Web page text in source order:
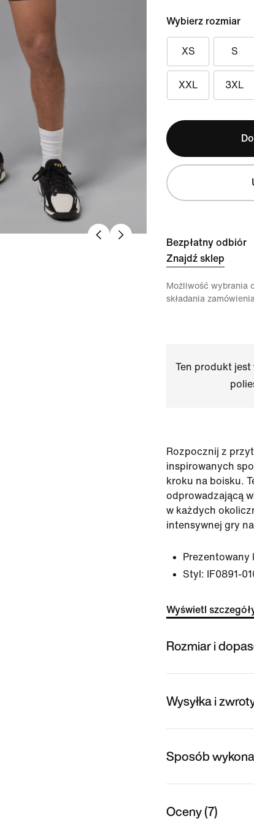
Wybierz rozmiar
XS S
XXL 3XL
Bezpłatny odbiór
Znajdź sklep
Możliwość wybrania
składania
Ten produkt jest
Rozpocznij z
inspirowanych
kroku na boisku.
odprowadzającą
w każdych
intensywnej gry
Prezentowany
Styl:
IF0891-
Wyświetl
Rozmiar i
Wysyłka i
Sposób
Oceny (7)